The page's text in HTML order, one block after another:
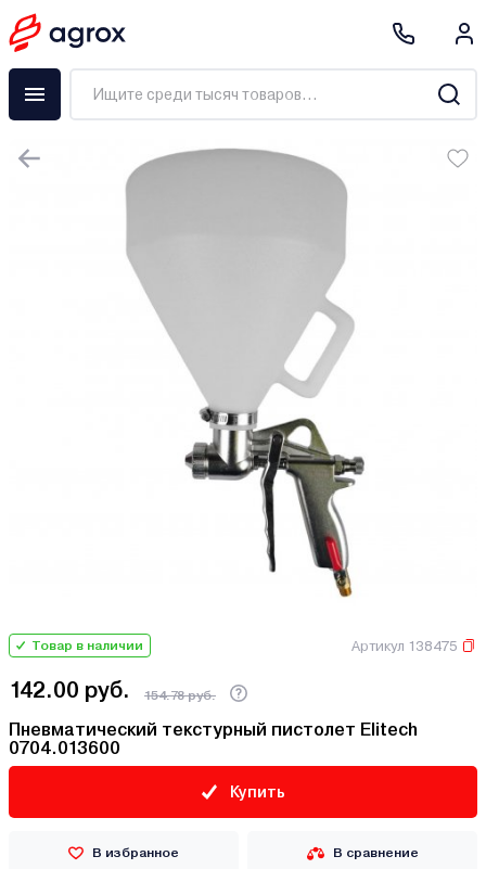
Товар в наличии Артикул 138475
142.00 руб. 154.78 руб.
Пневматический текстурный пистолет Elitech
0704.013600
Купить
В избранное В сравнение